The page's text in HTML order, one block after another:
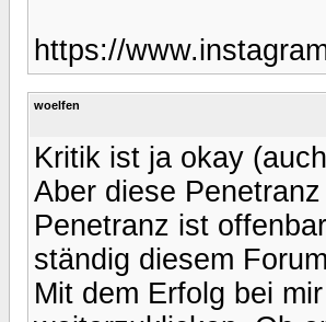
https://
woelfen
Kritik ist ja okay
Aber diese
Penetranz ist
ständig diesem
Mit dem Erfolg bei